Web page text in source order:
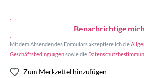
Benachrichtige mich
Mit dem Absenden des Formulars akzeptiere ich die
Geschäftsbedingungensowie die
Zum Merkzettel hinzufügen